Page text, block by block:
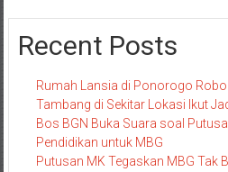
Recent Posts
Rumah Lansia di Ponorogo
Tambang di Sekitar Lokasi Ikut
Bos BGN Buka Suara soal
Pendidikan untuk MBG
Putusan MK Tegaskan MBG Tak